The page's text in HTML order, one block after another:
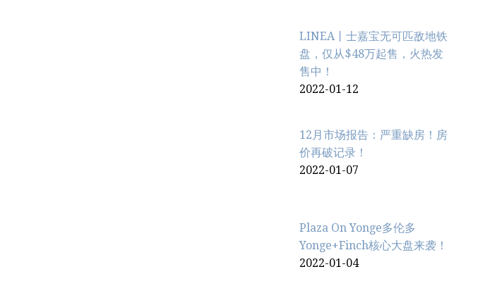
LINEA丨士嘉宝无可匹敌地铁
盘，仅从$48万起售，火热发
售中！
2022-01-12
12月市场报告：严重缺房！房
价再破记录！
2022-01-07
Plaza On Yonge多伦多
Yonge+Finch核心大盘来袭！
2022-01-04